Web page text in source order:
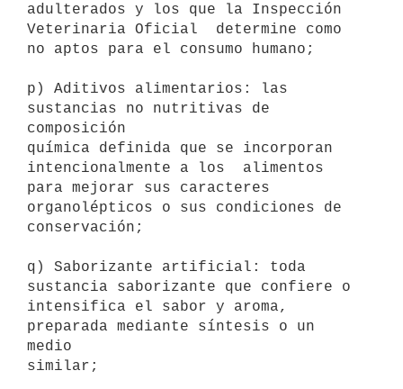
adulterados y los que la Inspección
Veterinaria Oficial  determine como
no aptos para el consumo humano;
p) Aditivos alimentarios: las
sustancias no nutritivas de
composición
química definida que se incorporan
intencionalmente a los  alimentos
para mejorar sus caracteres
organolépticos o sus condiciones de
conservación;
q) Saborizante artificial: toda
sustancia saborizante que confiere o
intensifica el sabor y aroma,
preparada mediante síntesis o un
medio
similar;